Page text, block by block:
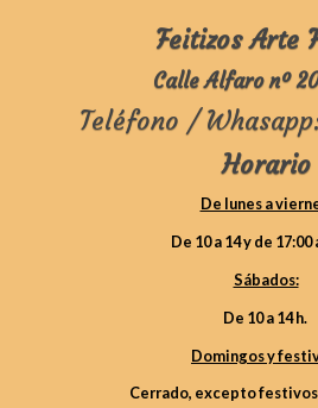
Feitizos Arte
Calle Alfaro nº
Teléfono /
Horario
De lunes a
De 10 a 14 y de 17:00
Sábados:
De 10 a 14 h.
Domingos y
Cerrado, excepto